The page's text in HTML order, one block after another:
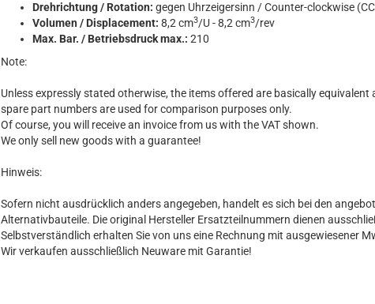
Drehrichtung / Rotation: gegen Uhrzeigersinn / Counter-clockwise
Volumen / Displacement: 8,2 cm3/U - 8,2 cm3/rev
Max. Bar. / Betriebsdruck max.: 210
Note:
Unless expressly stated otherwise, the items offered are basically
spare part numbers are used for comparison purposes only.
Of course, you will receive an invoice from us with the VAT shown.
We only sell new goods with a guarantee!
Hinweis:
Sofern nicht ausdrücklich anders angegeben, handelt es sich bei den
Alternativbauteile. Die original Hersteller Ersatzteilnummern dienen
Selbstverständlich erhalten Sie von uns eine Rechnung mit ausgewiesener
Wir verkaufen ausschließlich Neuware mit Garantie!